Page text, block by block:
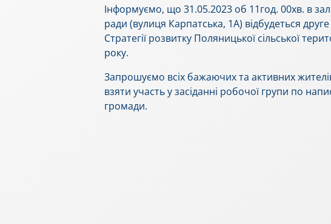
Інформуємо, що 31.05.2023 об 11год. 00хв. в
ради (вулиця Карпатська, 1А) відбудеться
Стратегії розвитку Поляницької сільської
року.
Запрошуємо всіх бажаючих та активних
взяти участь у засіданні робочої групи по
громади.